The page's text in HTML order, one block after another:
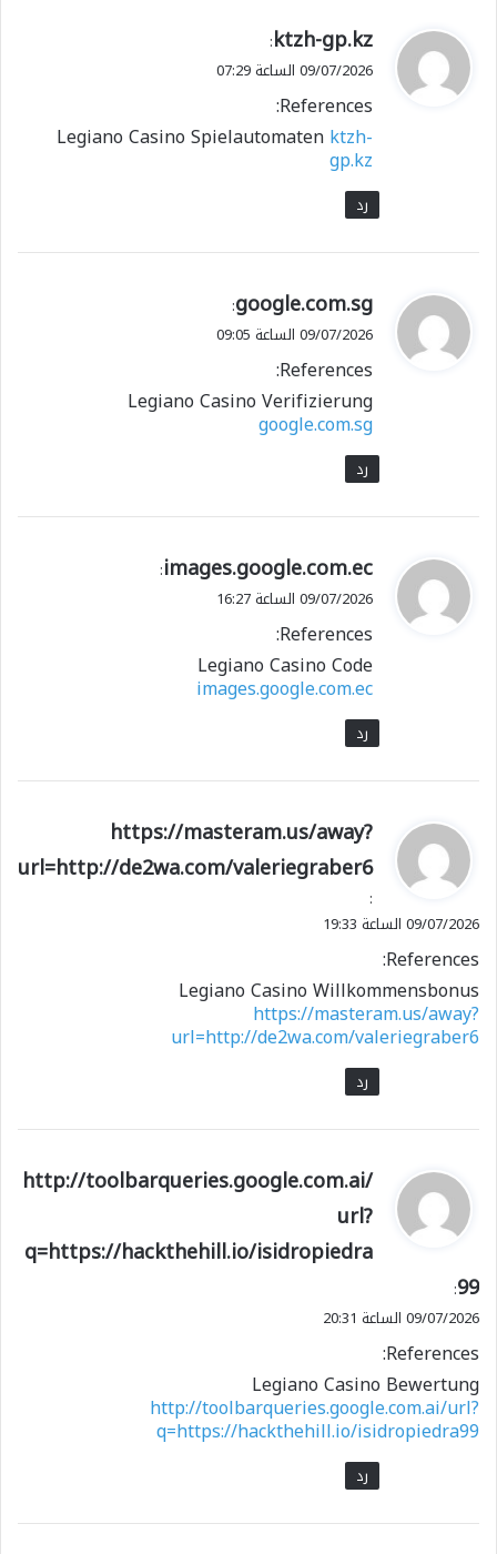
ي
ق
ل
ktzh-gp.kz
:
09/07/2026 الساعة 07:29
References:
Legiano Casino Spielautomatenktzh-
gp.kz
رد
ي
ق
ل
google.com.sg
:
09/07/2026 الساعة 09:05
References:
Legiano Casino Verifizierung
google.com.sg
رد
ي
ق
ل
images.google.com.ec
:
09/07/2026 الساعة 16:27
References:
Legiano Casino Code
images.google.com.ec
رد
ي
ق
و
ل
https://masteram.us/away?
url=http://de2wa.com/valeriegraber6
:
09/07/2026 الساعة 19:33
References:
Legiano Casino Willkommensbonus
https://masteram.us/away?
url=http://de2wa.com/valeriegraber6
رد
ي
ق
و
ل
http://toolbarqueries.google.com.ai/
url?
q=https://hackthehill.io/isidropiedra
99
:
09/07/2026 الساعة 20:31
References:
Legiano Casino Bewertung
http://toolbarqueries.google.com.ai/url?
q=https://hackthehill.io/isidropiedra99
رد